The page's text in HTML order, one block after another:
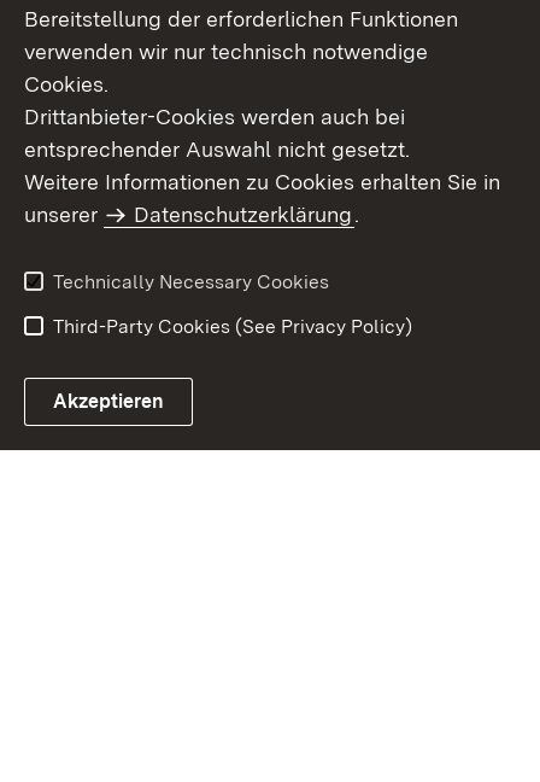
Site Map
Contact Us
Imprint
Data Protection
Accessibility
Bereitstellung der erforderlichen Funktionen
verwenden wir nur technisch notwendige
Cookies.
Drittanbieter-Cookies werden auch bei
entsprechender Auswahl nicht gesetzt.
Weitere Informationen zu Cookies erhalten Sie in
unserer
Datenschutzerklärung.
Technically Necessary Cookies
Third-Party Cookies (See Privacy Policy)
Akzeptieren